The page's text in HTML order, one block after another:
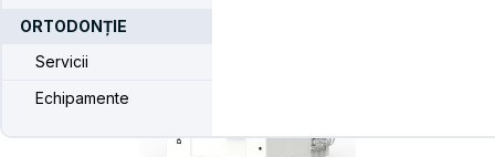
ORTODONȚIE
Servicii
Echipamente